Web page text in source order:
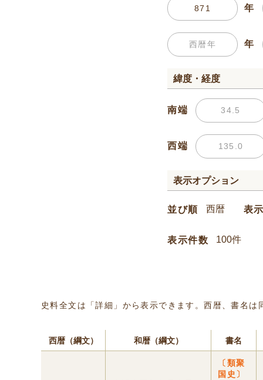
年
年
緯度・経度
南端
西端
表示オプション
並び順 表
表示件数
史料全文は「詳細」から表示できます。西暦、書名
西暦（綱文） 和暦（綱文） 書名
〔類聚
国史〕